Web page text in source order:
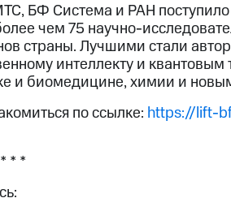
БФ Система и РАН
чем 75 научно-
страны. Лучшими стали
интеллекту и квантовым
и биомедицине, химии и
по ссылке: https://lift-
* * *